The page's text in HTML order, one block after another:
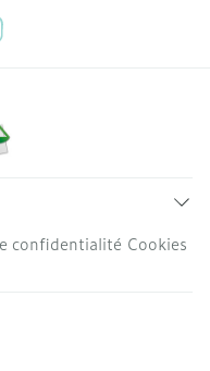
confidentialité Cookies